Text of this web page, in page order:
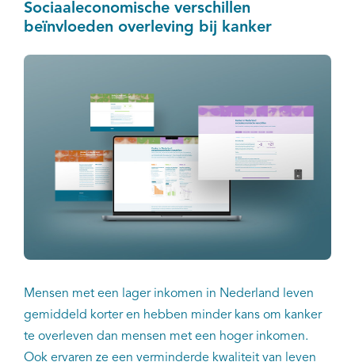
Sociaaleconomische verschillen
beïnvloeden overleving bij kanker
Mensen met een lager inkomen in Nederland leven
gemiddeld korter en hebben minder kans om kanker
te overleven dan mensen met een hoger inkomen.
Ook ervaren ze een verminderde kwaliteit van leven